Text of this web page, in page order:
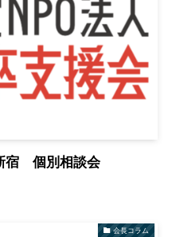
宿 個別相談会
会長コラム